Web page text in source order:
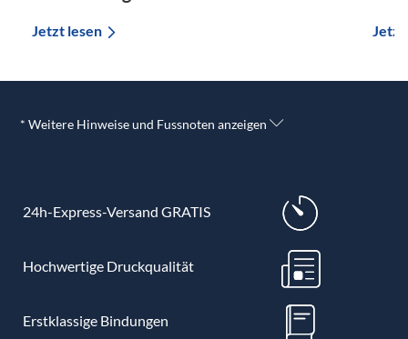
Jetzt lesen
* Weitere Hinweise und Fussnoten anzeigen
24h-Express-Versand GRATIS
Hochwertige Druckqualität
Erstklassige Bindungen